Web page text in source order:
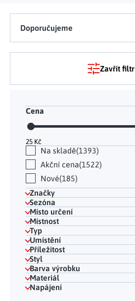
Lapače hmyzu
Móda
Zdravotní pomůcky
Vše pro zahradní párty
Dárkové poukazy
Doporučujeme
Zavřít filtr
Cena
25 Kč
Na skladě 1393
Akční cena 1522
Nové 185
Značky
Sezóna
Místo určení
Místnost
Typ
Umístění
Příležitost
Styl
Barva výrobku
Materiál
Napájení